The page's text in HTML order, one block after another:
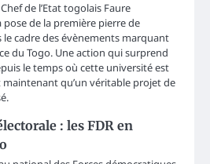
de l’Etat togolais Faure
pose de la première pierre de
le cadre des évènements marquant
du Togo. Une action qui surprend
le temps où cette université est
maintenant qu’un véritable projet de
: les FDR en